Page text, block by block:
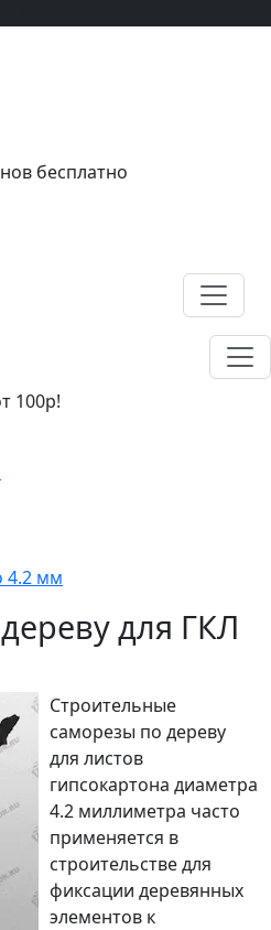
бесплатно
100р!
4.2 мм
для ГКЛ
Строительные
саморезы по дереву
для листов
гипсокартона диаметра
4.2 миллиметра часто
применяется в
строительстве для
фиксации деревянных
элементов к